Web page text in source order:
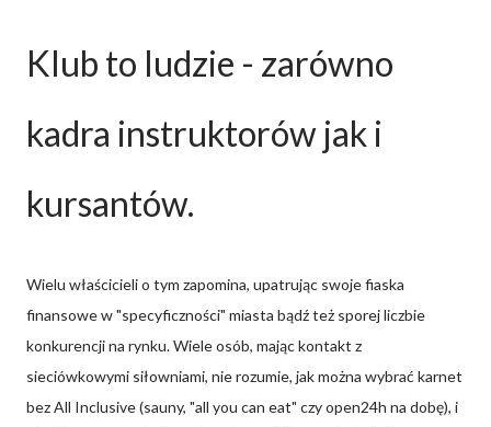
Klub to ludzie - zarówno
kadra instruktorów jak i
kursantów.
Wielu właścicieli o tym zapomina, upatrując swoje fiaska
finansowe w "specyficzności" miasta bądź też sporej liczbie
konkurencji na rynku. Wiele osób, mając kontakt z
sieciówkowymi siłowniami, nie rozumie, jak można wybrać karnet
bez All Inclusive (sauny, "all you can eat" czy open24h na dobę), i